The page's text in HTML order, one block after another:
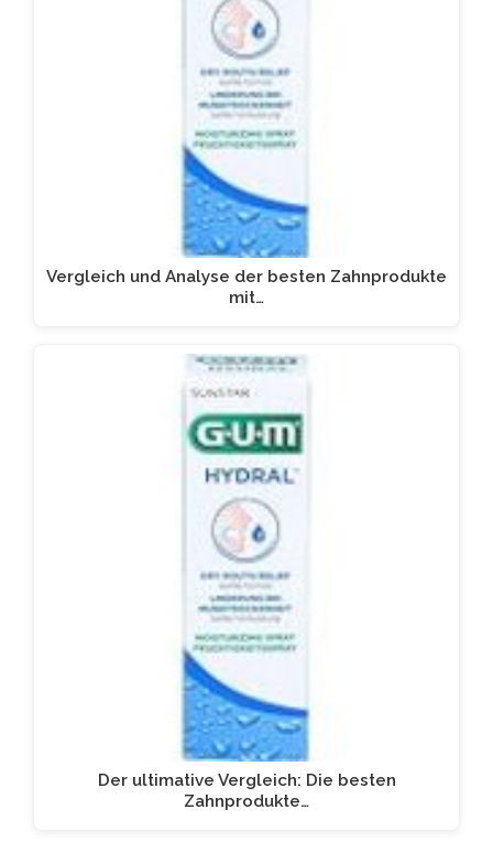
Vergleich und Analyse der besten Zahnprodukte
mit…
Der ultimative Vergleich: Die besten
Zahnprodukte…